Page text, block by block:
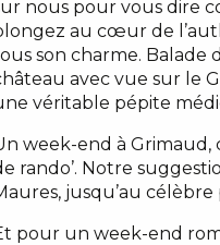
nous pour vous dire
au cœur de
son charme.
avec vue sur le
véritable pépite
week-end à Grimaud,
rando’. Notre
jusqu’au
pour un week-end